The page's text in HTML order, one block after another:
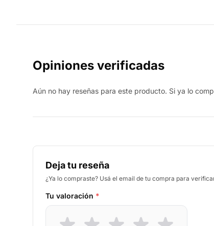
Opiniones verificadas
Aún no hay reseñas para este producto. Si ya lo
Deja tu reseña
¿Ya lo compraste? Usá el email de tu compra para
Tu valoración *